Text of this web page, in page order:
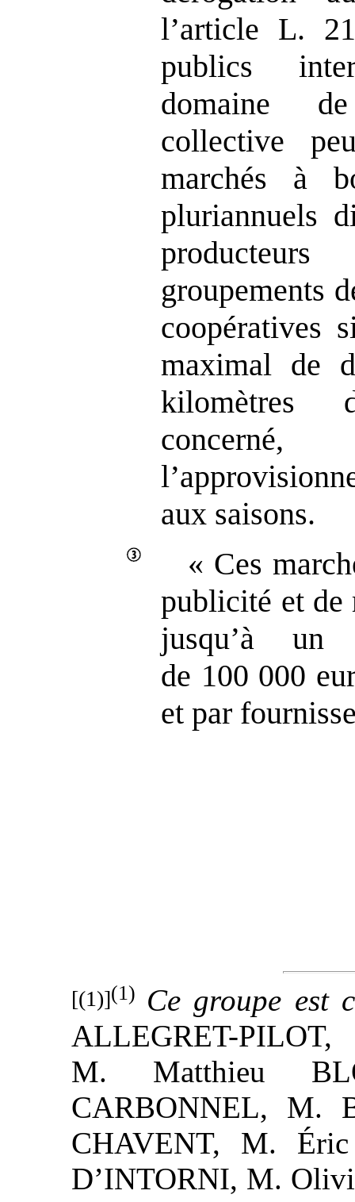
l’article L.
publics
domaine
collective
marchés à
pluriannuels
groupements
coopératives
maximal de
kilomètres
concerné,
aux saisons.
« Ces
publicité et de
jusqu’à un
de 100 000
et par
[(1)](1) Ce groupe est
ALLEGRET-
M. Matthieu
CARBONNEL, M.
CHAVENT, M.
D’INTORNI, M.